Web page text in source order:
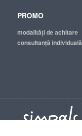
PROMO
modalităţi de achitare
consultanță individuală